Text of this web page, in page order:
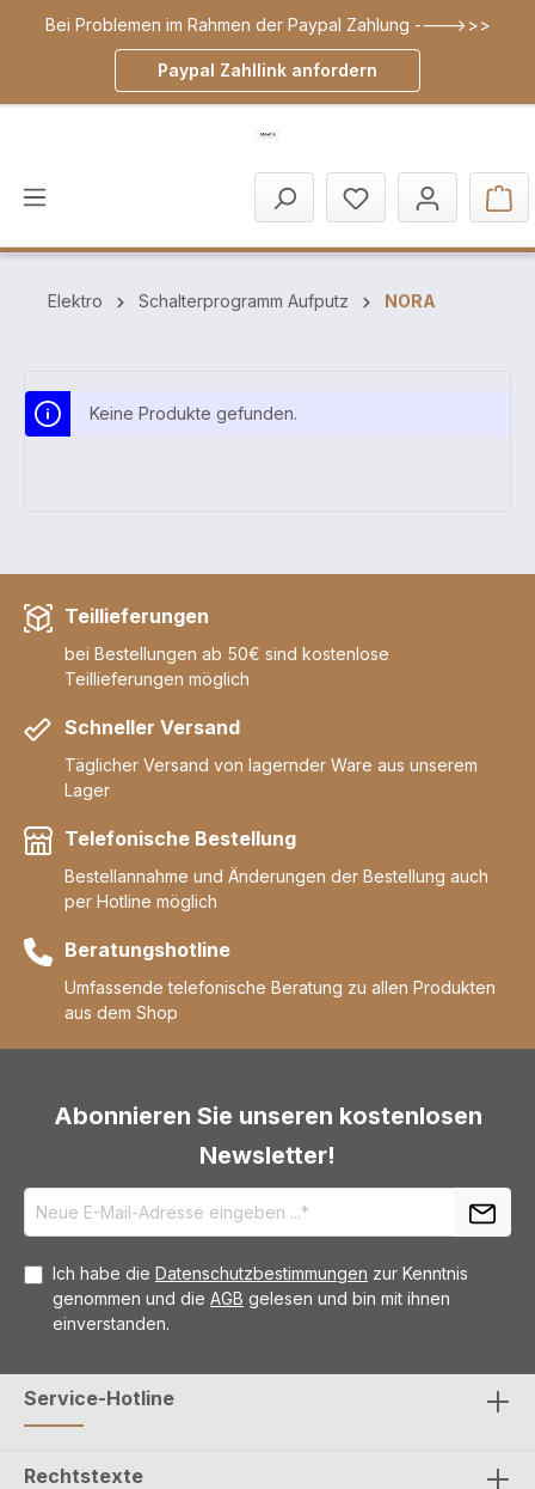
springen
Bei Problemen im Rahmen der Paypal Zahlung ---->>>
Paypal Zahllink anfordern
Elektro Schalterprogramm Aufputz NORA
Keine Produkte gefunden.
Teillieferungen
bei Bestellungen ab 50€ sind kostenlose
Teillieferungen möglich
Schneller Versand
Täglicher Versand von lagernder Ware aus unserem
Lager
Telefonische Bestellung
Bestellannahme und Änderungen der Bestellung auch
per Hotline möglich
Beratungshotline
Umfassende telefonische Beratung zu allen Produkten
aus dem Shop
Abonnieren Sie unseren kostenlosen
Newsletter!
Ich habe die Datenschutzbestimmungen zur Kenntnis
genommen und die AGB gelesen und bin mit ihnen
einverstanden.
Service-Hotline
Rechtstexte